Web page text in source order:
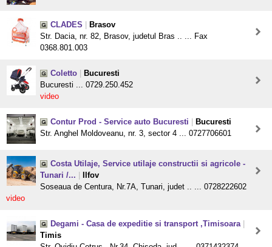
CLADES
Brasov
Str. Dacia, nr. 82, Brasov, judetul Bras .. ... Fax
0368.801.003
Coletto
Bucuresti
Bucuresti ... 0729.250.452
video
Contur Prod - Service auto Bucuresti
Bucuresti
Str. Anghel Moldoveanu, nr. 3, sector 4 ... 0727706601
Costa Utilaje, Service utilaje constructii si agricole -
Tunari /...
Ilfov
Soseaua de Centura, Nr.7A, Tunari, judet .. ... 0728222602
video
Degami - Casa de expeditie si transport ,Timisoara
Timis